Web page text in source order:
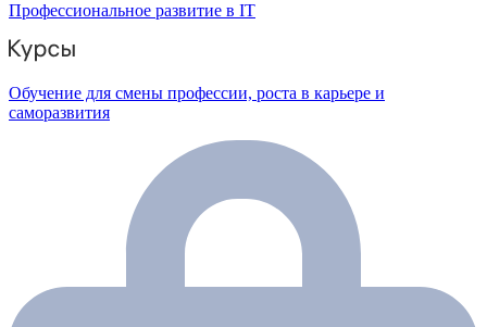
Профессиональное развитие в IT
Обучение для смены профессии, роста в карьере и
саморазвития